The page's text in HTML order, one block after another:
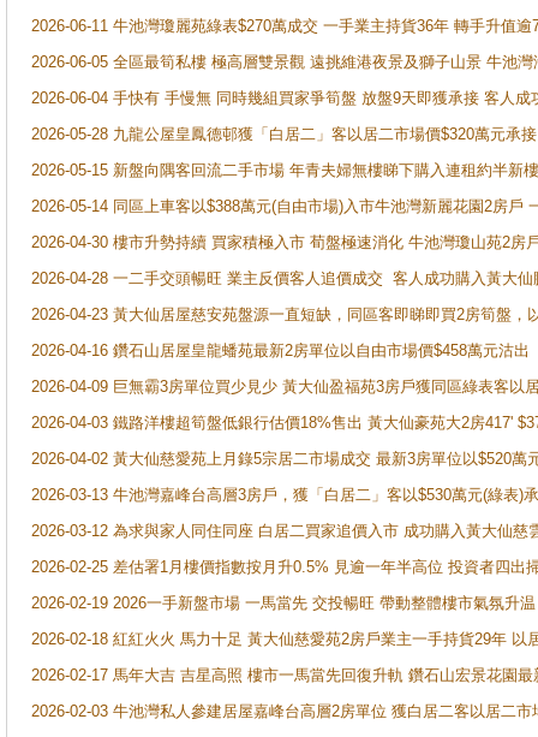
2026-06-11 牛池灣瓊麗苑綠表$270萬成交 一手業主持貨36年 轉手升值逾
2026-06-05 全區最筍私樓 極高層雙景觀 遠挑維港夜景及獅子山景 牛池
2026-06-04 手快有 手慢無 同時幾組買家爭筍盤 放盤9天即獲承接 客人
2026-05-28 九龍公屋皇鳳德邨獲「白居二」客以居二市場價$320萬元承接
2026-05-15 新盤向隅客回流二手市場 年青夫婦無樓睇下購入連租約半新
2026-05-14 同區上車客以$388萬元(自由市場)入市牛池灣新麗花園2房戶
2026-04-30 樓市升勢持續 買家積極入市 荀盤極速消化 牛池灣瓊山苑2房
2026-04-28 一二手交頭暢旺 業主反價客人追價成交 客人成功購入黃大
2026-04-23 黃大仙居屋慈安苑盤源一直短缺，同區客即睇即買2房筍盤，
2026-04-16 鑽石山居屋皇龍蟠苑最新2房單位以自由市場價$458萬元沽出
2026-04-09 巨無霸3房單位買少見少 黃大仙盈福苑3房戶獲同區綠表客以
2026-04-03 鐵路洋樓超筍盤低銀行估價18%售出 黃大仙豪苑大2房417'
2026-04-02 黃大仙慈愛苑上月錄5宗居二市場成交 最新3房單位以$520萬
2026-03-13 牛池灣嘉峰台高層3房戶，獲「白居二」客以$530萬元(綠表)
2026-03-12 為求與家人同住同座 白居二買家追價入市 成功購入黃大仙
2026-02-25 差估署1月樓價指數按月升0.5% 見逾一年半高位 投資者四
2026-02-19 2026一手新盤市場 一馬當先 交投暢旺 帶動整體樓市氣氛升
2026-02-18 紅紅火火 馬力十足 黃大仙慈愛苑2房戶業主一手持貨29年 以
2026-02-17 馬年大吉 吉星高照 樓市一馬當先回復升軌 鑽石山宏景花園
2026-02-03 牛池灣私人參建居屋嘉峰台高層2房單位 獲白居二客以居二市